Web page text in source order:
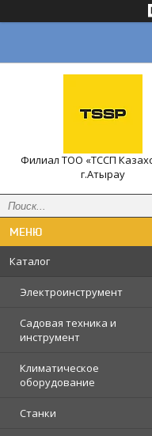
Филиал ТОО «ТССП
г.Атырау
Каталог
Электроинструмент
Садовая техника и
инструмент
Климатическое
оборудование
Станки